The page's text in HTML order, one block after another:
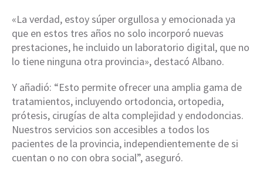
«La verdad, estoy súper orgullosa y emocionada ya
que en estos tres años no solo incorporó nuevas
prestaciones, he incluido un laboratorio digital, que no
lo tiene ninguna otra provincia», destacó Albano.
Y añadió: “Esto permite ofrecer una amplia gama de
tratamientos, incluyendo ortodoncia, ortopedia,
prótesis, cirugías de alta complejidad y endodoncias.
Nuestros servicios son accesibles a todos los
pacientes de la provincia, independientemente de si
cuentan o no con obra social”, aseguró.